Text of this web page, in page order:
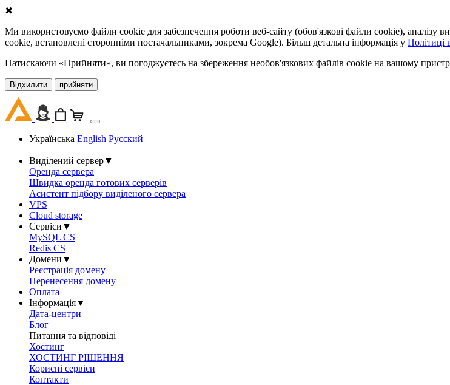
✖
Ми використовуємо файли cookie для забезпечення роботи веб-сайту (обов'язкові файли cookie), аналізу
cookie, встановлені сторонніми постачальниками, зокрема Google). Більш детальна інформація у Політиці
Натискаючи «Прийняти», ви погоджуєтесь на збереження необов'язкових файлів cookie на вашому
Відхилити прийняти
Українська English Русский
Виділений сервер▼
Оренда сервера
Швидка оренда готових серверів
Асистент підбору виділеного сервера
VPS
Cloud storage
Сервіси ▼
MySQL CS
Redis CS
Домени ▼
Реєстрація домену
Перенесення домену
Оплата
Інформація▼
Дата-центри
Блог
Питання та відповіді
Хостинг
ХОСТИНГ РІШЕННЯ
Корисні сервіси
Контакти